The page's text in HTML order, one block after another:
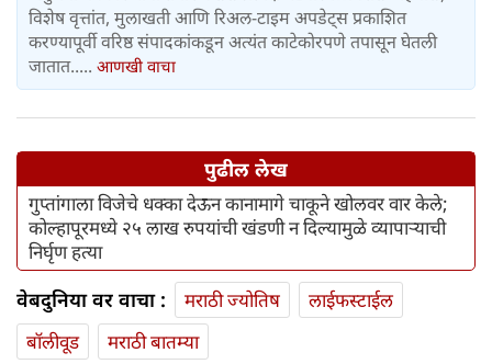
विशेष वृत्तांत, मुलाखती आणि रिअल-टाइम अपडेट्स प्रकाशित
करण्यापूर्वी वरिष्ठ संपादकांकडून अत्यंत काटेकोरपणे तपासून घेतली
जातात..... आणखी वाचा
पुढील लेख
गुप्तांगाला विजेचे धक्का देऊन कानामागे चाकूने खोलवर वार केले;
कोल्हापूरमध्ये २५ लाख रुपयांची खंडणी न दिल्यामुळे व्यापाऱ्याची
निर्घृण हत्या
वेबदुनिया वर वाचा : मराठी ज्योतिष
लाईफस्टाईल
बॉलीवूड
मराठी बातम्या